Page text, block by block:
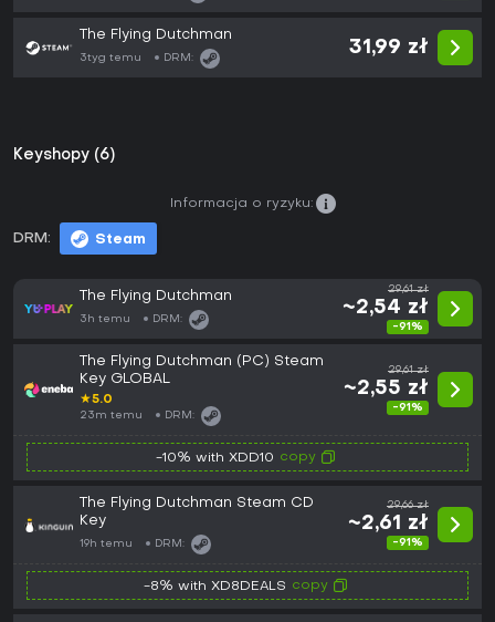
The Flying Dutchman
3tyg temu DRM:
31,99 zł
Keyshopy (6)
DRM: Steam
Informacja o ryzyku:
The Flying Dutchman
3h temu DRM:
29,61 zł
~2,54 zł
-91%
The Flying Dutchman (PC) Steam
Key GLOBAL
★5.0
23m temu DRM:
29,61 zł
~2,55 zł
-91%
-10% with XDD10 copy
The Flying Dutchman Steam CD
Key
19h temu DRM:
29,66 zł
~2,61 zł
-91%
-8% with XD8DEALS copy